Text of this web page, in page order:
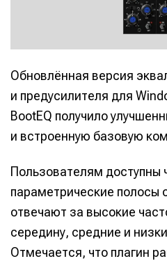
Обновлённая версия
и предусилителя для
BootEQ получило
и встроенную базовую
Пользователям доступны
параметрические полосы
отвечают за высокие
середину, средние и
Отмечается, что плагин